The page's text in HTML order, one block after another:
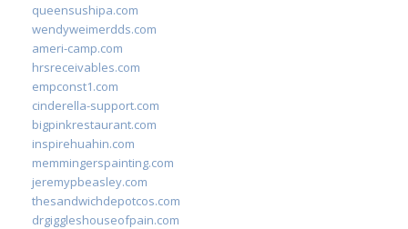
queensushipa.com
wendyweimerdds.com
ameri-camp.com
hrsreceivables.com
empconst1.com
cinderella-support.com
bigpinkrestaurant.com
inspirehuahin.com
memmingerspainting.com
jeremypbeasley.com
thesandwichdepotcos.com
drgiggleshouseofpain.com